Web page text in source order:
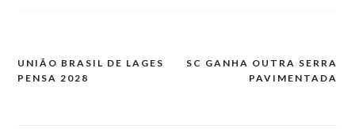
UNIÃO BRASIL DE LAGES
PENSA 2028
SC GANHA OUTRA SERRA
PAVIMENTADA